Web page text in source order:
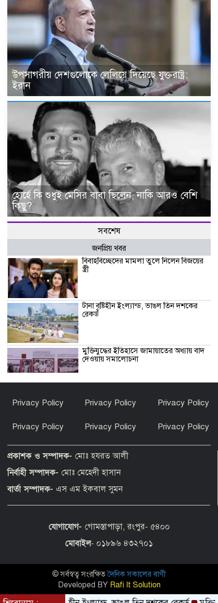
উপসাগরীয় দেশগুলোকে লেলিয়ে দিয়েছে যুক্তরাষ্ট্র:
ইরান
হোর্হে কি শুধুই মেসির বাবা ছিলেন, নাকি আরও বেশি
কিছু?
সবশেষ
জনপ্রিয় খবর
বিবাহবিচ্ছেদের মামলা তুলে নিলেন বিজয়ের
স্ত্রী
টানা বৃষ্টিহীন ইংল্যান্ড, ভাঙল তিন দশকের
রেকর্ড
মুক্তিযুদ্ধের ইতিহাসে জামায়াতের অধ্যায় বাদ
দেওয়ায় সমালোচনা
গোলের বল, দাম কত?
উপসাগরীয় দেশগুলোকে লেলিয়ে দিয়েছে
যুক্তরাষ্ট্র: ইরান
হোর্হে কি শুধুই মেসির বাবা ছিলেন, নাকি
আরও বেশি কিছু?
হৃদয়ে সৈয়দপুর স্বেচ্ছাসেবী সামাজিক
সংগঠনের উদ্যোগে সেরা রক্তদাতাদের
সম্মাননা প্রদান
Privacy Policy Privacy Policy Privacy Policy
Privacy Policy Privacy Policy Privacy Policy
প্রকাশক ও সম্পাদক- মোঃ হযরত আলী
নির্বাহী সম্পাদক- মোঃ মেহেদী হাসান
বার্তা সম্পাদক- এস এম ইকবাল সুমন
যোগাযোগ- গোমস্তাপাড়া, রংপুর- ৫৪০০
মোবাইল- ০১৮৯৬ ৪৩২৭০১
© সর্বস্বত্ব সংরক্ষিতদৈনিক সকালের বাণী
Developed BY Rafi It Solution